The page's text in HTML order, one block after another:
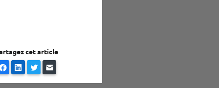
cet article
FacebookLinkedInTwitter